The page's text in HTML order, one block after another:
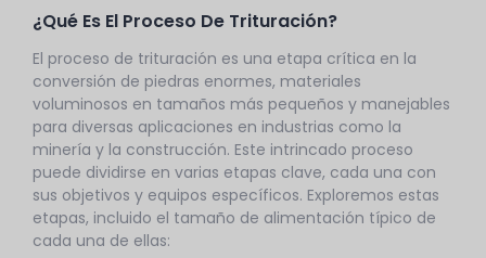
¿Qué Es El Proceso De Trituración?
El proceso de trituración es una etapa crítica en la
conversión de piedras enormes, materiales
voluminosos en tamaños más pequeños y manejables
para diversas aplicaciones en industrias como la
minería y la construcción. Este intrincado proceso
puede dividirse en varias etapas clave, cada una con
sus objetivos y equipos específicos. Exploremos estas
etapas, incluido el tamaño de alimentación típico de
cada una de ellas: